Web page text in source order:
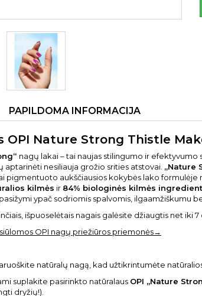
PAPILDOMA INFORMACIJA
OPI Nature Strong Thistle
nagų lakai – tai naujas stilingumo ir efektyvumo
aptarinėti nesiliauja grožio srities atstovai. „Nature
pigmentuoto aukščiausios kokybės lako formulėje
kilmės ir 84% biologinės kilmės
ypač sodriomis spalvomis, ilgaamžiškumu
išpuoselėtais nagais galėsite džiaugtis net iki 7
OPI nagų priežiūros priemonės→
natūralų nagą, kad užtikrintumėte
suplakite pasirinkto natūralaus OPI „Nature
dryžių!).